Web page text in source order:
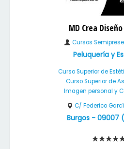
MD Crea
Cursos
Peluquería y
Curso Superior de
Curso Superior de
Imagen personal y
C/ Federico
Burgos- 09007(